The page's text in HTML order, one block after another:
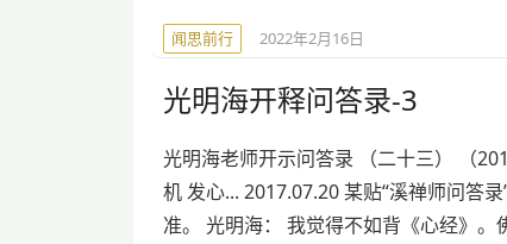
闻思前行 2022年2月16日
光明海开释问答录-3
光明海老师开示问答录 （二十三） （
机 发心... 2017.07.20 某贴“溪禅师问答
准。 光明海： 我觉得不如背《心经》